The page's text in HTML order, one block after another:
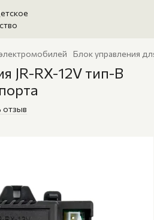
Блок управления
JR-RX-12V тип-B
отзыв